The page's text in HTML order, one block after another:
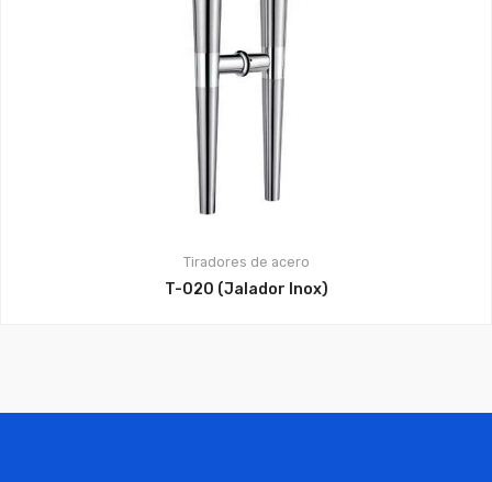
Tiradores de acero
T-020 (Jalador Inox)